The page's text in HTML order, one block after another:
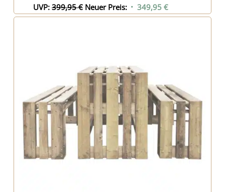
UVP: 399,95€ Ursprünglicher
Preis
Neuer Preis: 349,95 €Aktueller
Preis